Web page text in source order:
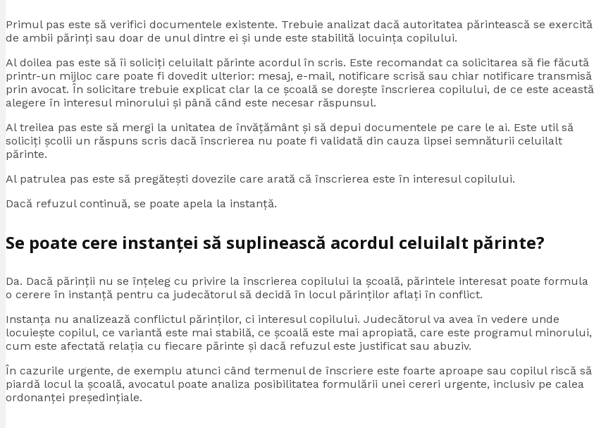
Primul pas este să verifici documentele existente. Trebuie analizat dacă autoritatea părintească se exercită
de ambii părinți sau doar de unul dintre ei și unde este stabilită locuința copilului.
Al doilea pas este să îi soliciți celuilalt părinte acordul în scris. Este recomandat ca solicitarea să fie făcută
printr-un mijloc care poate fi dovedit ulterior: mesaj, e-mail, notificare scrisă sau chiar notificare transmisă
prin avocat. În solicitare trebuie explicat clar la ce școală se dorește înscrierea copilului, de ce este această
alegere în interesul minorului și până când este necesar răspunsul.
Al treilea pas este să mergi la unitatea de învățământ și să depui documentele pe care le ai. Este util să
soliciți școlii un răspuns scris dacă înscrierea nu poate fi validată din cauza lipsei semnăturii celuilalt
părinte.
Al patrulea pas este să pregătești dovezile care arată că înscrierea este în interesul copilului.
Dacă refuzul continuă, se poate apela la instanță.
Se poate cere instanței să suplinească acordul celuilalt părinte?
Da. Dacă părinții nu se înțeleg cu privire la înscrierea copilului la școală, părintele interesat poate formula
o cerere în instanță pentru ca judecătorul să decidă în locul părinților aflați în conflict.
Instanța nu analizează conflictul părinților, ci interesul copilului. Judecătorul va avea în vedere unde
locuiește copilul, ce variantă este mai stabilă, ce școală este mai apropiată, care este programul minorului,
cum este afectată relația cu fiecare părinte și dacă refuzul este justificat sau abuziv.
În cazurile urgente, de exemplu atunci când termenul de înscriere este foarte aproape sau copilul riscă să
piardă locul la școală, avocatul poate analiza posibilitatea formulării unei cereri urgente, inclusiv pe calea
ordonanței președințiale.